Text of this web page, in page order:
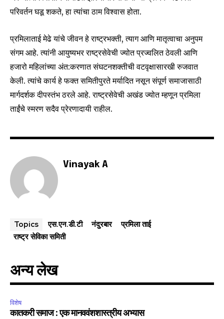
परिवर्तन घडू शकते, हा त्यांचा ठाम विश्वास होता.
प्रमिलाताई मेढे यांचे जीवन हे राष्ट्रभक्ती, त्याग आणि मातृत्वाचा अनुपम
संगम आहे. त्यांनी आयुष्यभर राष्ट्रसेवेची ज्योत प्रज्वलित ठेवली आणि
हजारो महिलांच्या अंत:करणात संघटनशक्तीची वटवृक्षासारखी रुजवात
केली. त्यांचे कार्य हे फक्त समितीपुरते मर्यादित नसून संपूर्ण समाजासाठी
मार्गदर्शक दीपस्तंभ ठरले आहे. राष्ट्रसेवेची अखंड ज्योत म्हणून प्रमिला
ताईंचे स्मरण सदैव प्रेरणादायी राहील.
Vinayak A
Topics एस.एन.डी.टी नंदुरबार
प्रमिला ताई
राष्ट्र सेविका समिती
अन्य लेख
विशेष
कातकरी समाज : एक मानववंशशास्त्रीय अभ्यास